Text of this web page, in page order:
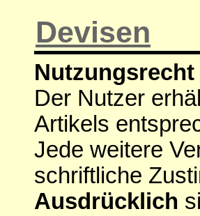
Devisen
Der Nutzer
Artikels
Jede weitere
schriftliche
Ausdrücklich